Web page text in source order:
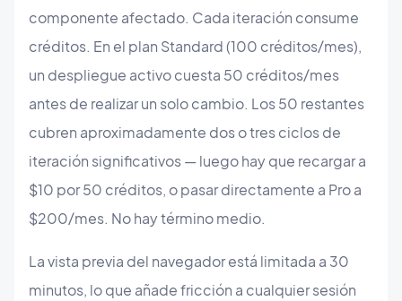
componente afectado. Cada iteración consume
créditos. En el plan Standard (100 créditos/mes),
un despliegue activo cuesta 50 créditos/mes
antes de realizar un solo cambio. Los 50 restantes
cubren aproximadamente dos o tres ciclos de
iteración significativos — luego hay que recargar a
$10 por 50 créditos, o pasar directamente a Pro a
$200/mes. No hay término medio.
La vista previa del navegador está limitada a 30
minutos, lo que añade fricción a cualquier sesión